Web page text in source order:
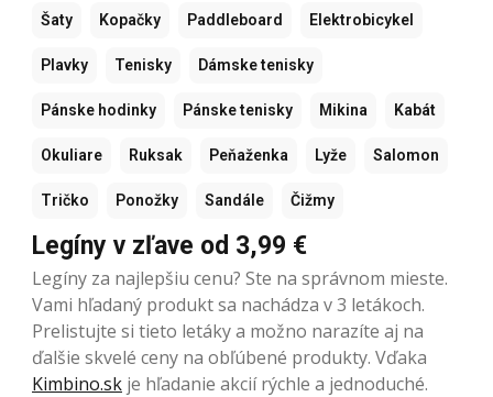
Šaty Kopačky Paddleboard Elektrobicykel
Plavky Tenisky Dámske tenisky
Pánske hodinky Pánske tenisky Mikina Kabát
Okuliare Ruksak Peňaženka Lyže Salomon
Tričko Ponožky Sandále Čižmy
Legíny v zľave od 3,99 €
Legíny za najlepšiu cenu? Ste na správnom mieste.
Vami hľadaný produkt sa nachádza v 3 letákoch.
Prelistujte si tieto letáky a možno narazíte aj na
ďalšie skvelé ceny na obľúbené produkty. Vďaka
Kimbino.sk je hľadanie akcií rýchle a jednoduché.